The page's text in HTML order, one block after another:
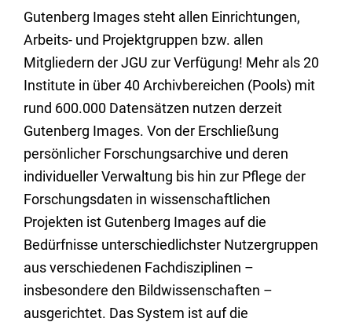
Gutenberg Images steht allen Einrichtungen,
Arbeits- und Projektgruppen bzw. allen
Mitgliedern der JGU zur Verfügung! Mehr als 20
Institute in über 40 Archivbereichen (Pools) mit
rund 600.000 Datensätzen nutzen derzeit
Gutenberg Images. Von der Erschließung
persönlicher Forschungsarchive und deren
individueller Verwaltung bis hin zur Pflege der
Forschungsdaten in wissenschaftlichen
Projekten ist Gutenberg Images auf die
Bedürfnisse unterschiedlichster Nutzergruppen
aus verschiedenen Fachdisziplinen –
insbesondere den Bildwissenschaften –
ausgerichtet. Das System ist auf die